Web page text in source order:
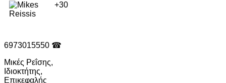
+30
6973015550 ☎
Μικές Ρεΐσης,
Ιδιοκτήτης,
Επικεφαλής